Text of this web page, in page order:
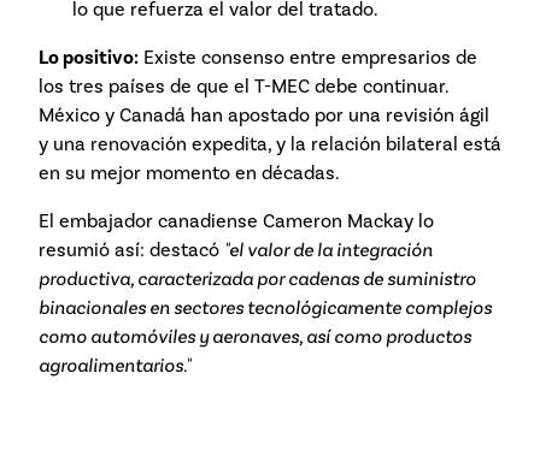
lo que refuerza el valor del tratado.
Lo positivo: Existe consenso entre empresarios de
los tres países de que el T-MEC debe continuar.
México y Canadá han apostado por una revisión ágil
y una renovación expedita, y la relación bilateral está
en su mejor momento en décadas.
El embajador canadiense Cameron Mackay lo
resumió así: destacó "el valor de la integración
productiva, caracterizada por cadenas de suministro
binacionales en sectores tecnológicamente complejos
como automóviles y aeronaves, así como productos
agroalimentarios."